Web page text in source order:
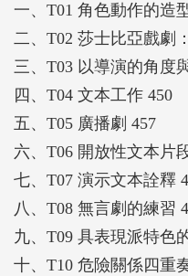
一、T01 角色動作的造
二、T02 莎士比亞戲劇
三、T03 以導演的角度
四、T04 文本工作 450
五、T05 廣播劇 457
六、T06 開放性文本片
七、T07 演示文本詮釋
八、T08 無言劇的練習
九、T09 具表現派特色
十、T10 危險關係四重